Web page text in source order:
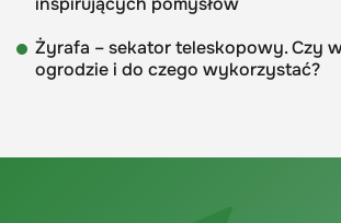
Żyrafa – sekator teleskopowy. Czy
ogrodzie i do czego wykorzystać?